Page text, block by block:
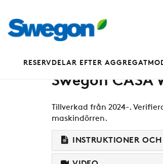
RESERVDELAR EFTER
Swegon CASA
Tillverkad från 2024-.
maskindörren.
INSTRUKTIONER